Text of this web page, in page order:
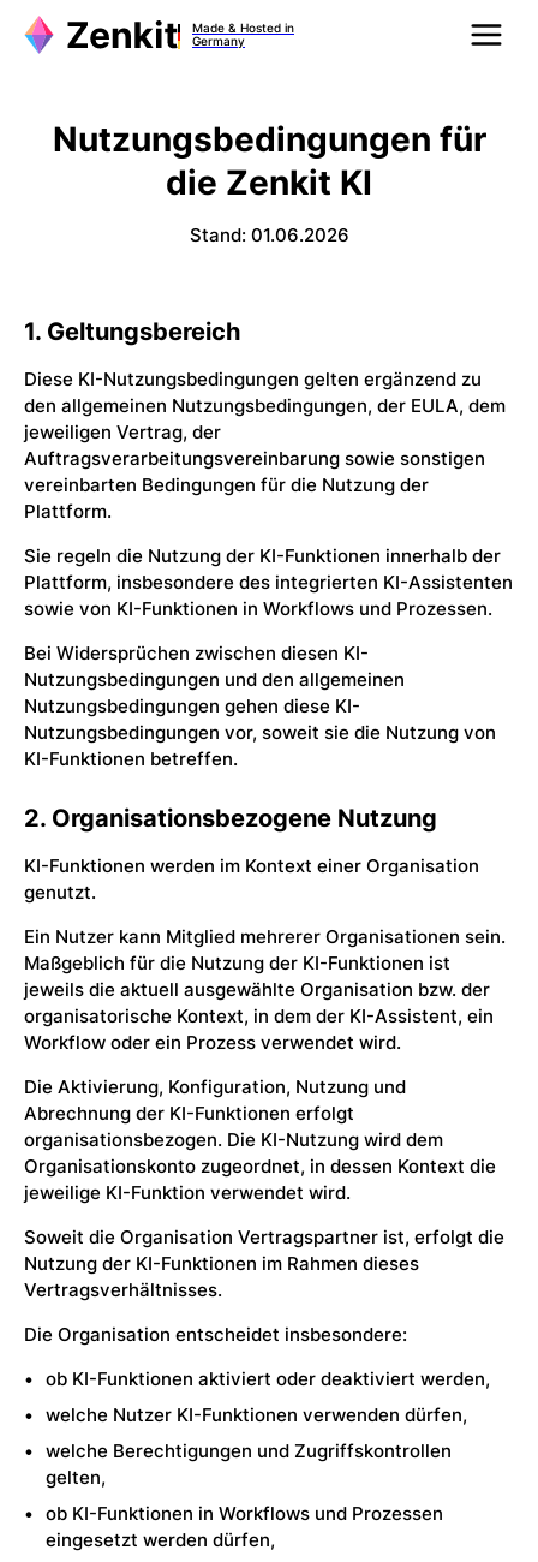
Made & Hosted in
Germany
Nutzungsbedingungen für
die Zenkit KI
Stand: 01.06.2026
1. Geltungsbereich
Diese KI-Nutzungsbedingungen gelten ergänzend zu
den allgemeinen Nutzungsbedingungen, der EULA, dem
jeweiligen Vertrag, der
Auftragsverarbeitungsvereinbarung sowie sonstigen
vereinbarten Bedingungen für die Nutzung der
Plattform.
Sie regeln die Nutzung der KI-Funktionen innerhalb der
Plattform, insbesondere des integrierten KI-Assistenten
sowie von KI-Funktionen in Workflows und Prozessen.
Bei Widersprüchen zwischen diesen KI-
Nutzungsbedingungen und den allgemeinen
Nutzungsbedingungen gehen diese KI-
Nutzungsbedingungen vor, soweit sie die Nutzung von
KI-Funktionen betreffen.
2. Organisationsbezogene Nutzung
KI-Funktionen werden im Kontext einer Organisation
genutzt.
Ein Nutzer kann Mitglied mehrerer Organisationen sein.
Maßgeblich für die Nutzung der KI-Funktionen ist
jeweils die aktuell ausgewählte Organisation bzw. der
organisatorische Kontext, in dem der KI-Assistent, ein
Workflow oder ein Prozess verwendet wird.
Die Aktivierung, Konfiguration, Nutzung und
Abrechnung der KI-Funktionen erfolgt
organisationsbezogen. Die KI-Nutzung wird dem
Organisationskonto zugeordnet, in dessen Kontext die
jeweilige KI-Funktion verwendet wird.
Soweit die Organisation Vertragspartner ist, erfolgt die
Nutzung der KI-Funktionen im Rahmen dieses
Vertragsverhältnisses.
Die Organisation entscheidet insbesondere:
ob KI-Funktionen aktiviert oder deaktiviert werden,
welche Nutzer KI-Funktionen verwenden dürfen,
welche Berechtigungen und Zugriffskontrollen
gelten,
ob KI-Funktionen in Workflows und Prozessen
eingesetzt werden dürfen,